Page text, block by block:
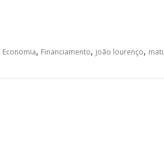
Economia, Financiamento, joão lourenço,